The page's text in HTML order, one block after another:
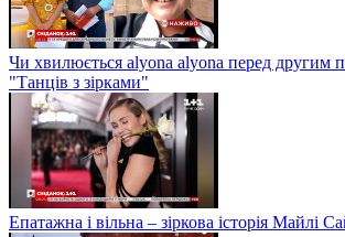
Чи хвилюється alyona alyona перед другим
"Танців з зірками"
Епатажна і вільна – зіркова історія Майлі